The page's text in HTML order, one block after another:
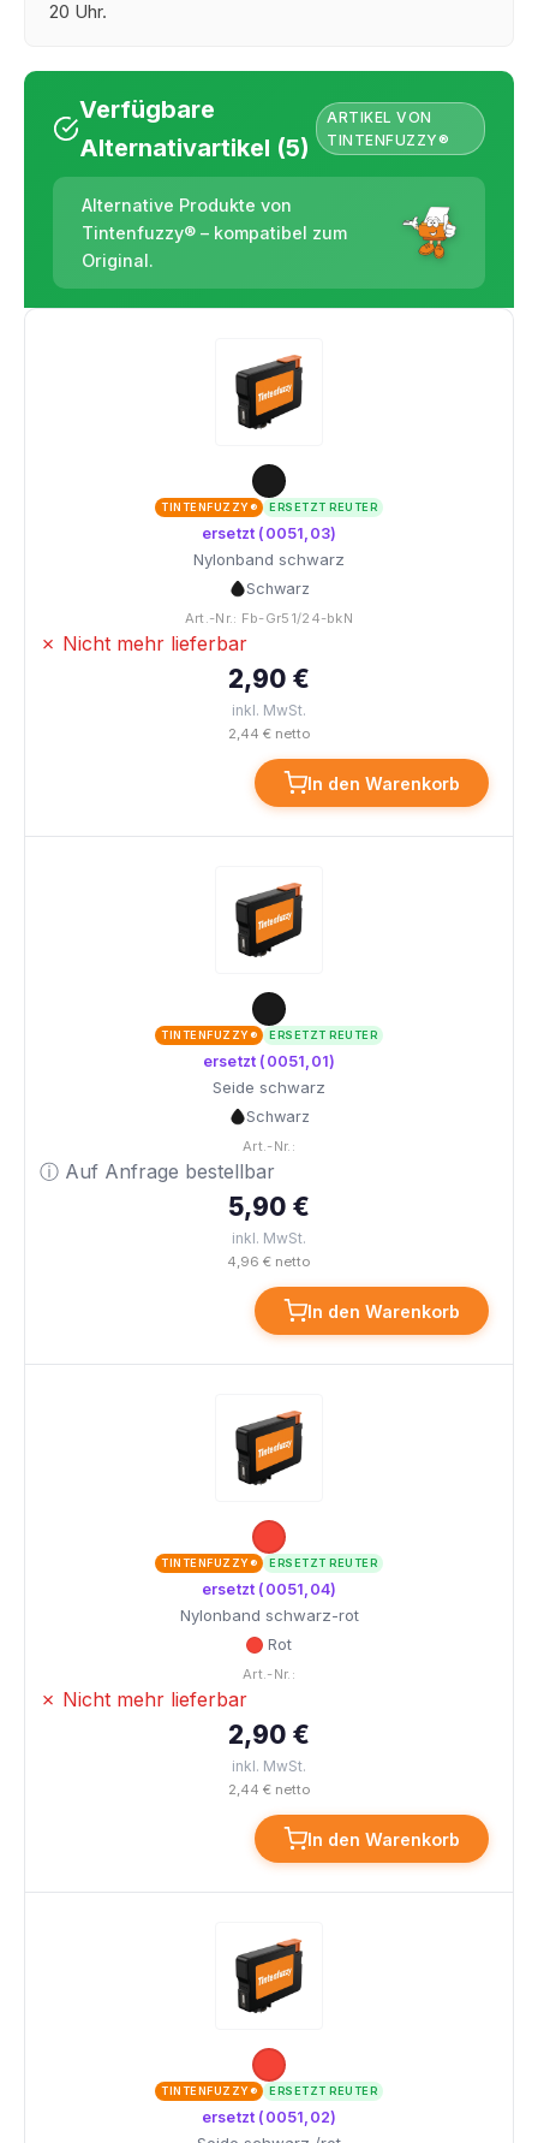
20 Uhr.
Verfügbare
Alternativartikel (5)
ARTIKEL VON
TINTENFUZZY®
Alternative Produkte von
Tintenfuzzy® – kompatibel zum
Original.
TINTENFUZZY® ERSETZT REUTER
ersetzt (0051,03)
Nylonband schwarz
Schwarz
Art.-Nr.: Fb-Gr51/24-bkN
✗ Nicht mehr lieferbar
2,90 €
inkl. MwSt.
2,44 € netto
In den Warenkorb
TINTENFUZZY® ERSETZT REUTER
ersetzt (0051,01)
Seide schwarz
Schwarz
Art.-Nr.:
ⓘ Auf Anfrage bestellbar
5,90 €
inkl. MwSt.
4,96 € netto
In den Warenkorb
TINTENFUZZY® ERSETZT REUTER
ersetzt (0051,04)
Nylonband schwarz-rot
Rot
Art.-Nr.:
✗ Nicht mehr lieferbar
2,90 €
inkl. MwSt.
2,44 € netto
In den Warenkorb
TINTENFUZZY® ERSETZT REUTER
ersetzt (0051,02)